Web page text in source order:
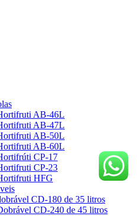
AB-46L
AB-47L
AB-50L
AB-60L
CP-17
CP-23
HFG
CD-180 de 35 litros
CD-240 de 45 litros